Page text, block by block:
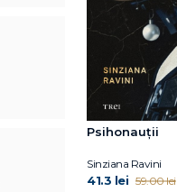
Psihonauții
Sinziana Ravini
41.3 lei 59.00 lei